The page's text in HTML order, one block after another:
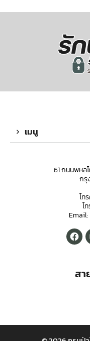
เมนู
61 ถนนพหล
กรุ
โท
โ
สา